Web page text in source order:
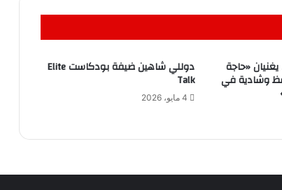
«حاجة
وشادية في
دوللي شاهين ضيفة بودكاست Elite
Talk
4 مايو، 2026